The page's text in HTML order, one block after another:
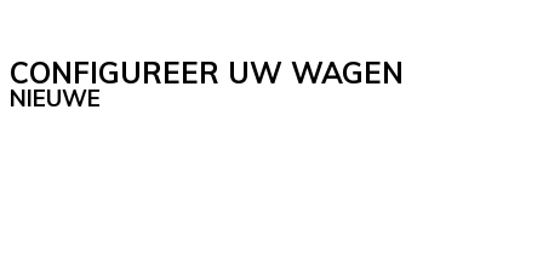
CONFIGUREER UW WAGEN
NIEUWE